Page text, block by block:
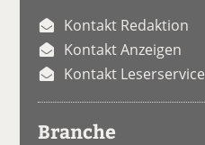
Kontakt Redaktion
Kontakt Anzeigen
Kontakt Leserservice
Branche